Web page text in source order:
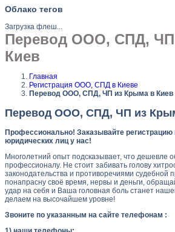
Облако тегов
Загрузка флеш...
Перевод ООО, СПД,
Киев
Главная
Регистрация ООО, СПД в Киеве
Перевод ООО, СПД, ЧП из Крыма в Киев
Перевод ООО, СПД, ЧП из
Профессионально! Заказывайте регистрацию
юридических лиц у нас!
Многолетний опыт подсказывает, что дешевле
профессионалу. Не стоит забивать голову
законодательства и противоречиями судебной
понапрасну своё время, нервы и деньги,
удар на себя и Ваша головная боль станет
делаем на высочайшем уровне!
Звоните по указанным на сайте телефонам :